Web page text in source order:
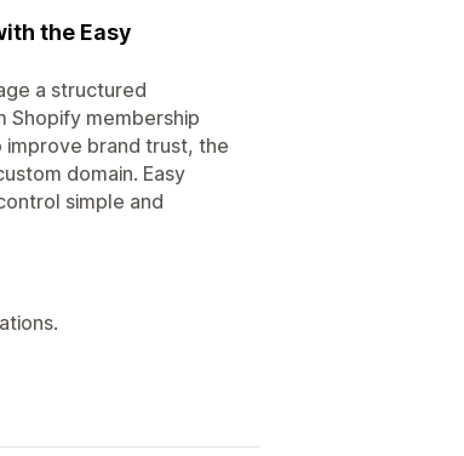
the Easy
a structured
Shopify membership
brand trust, the
domain. Easy
simple and